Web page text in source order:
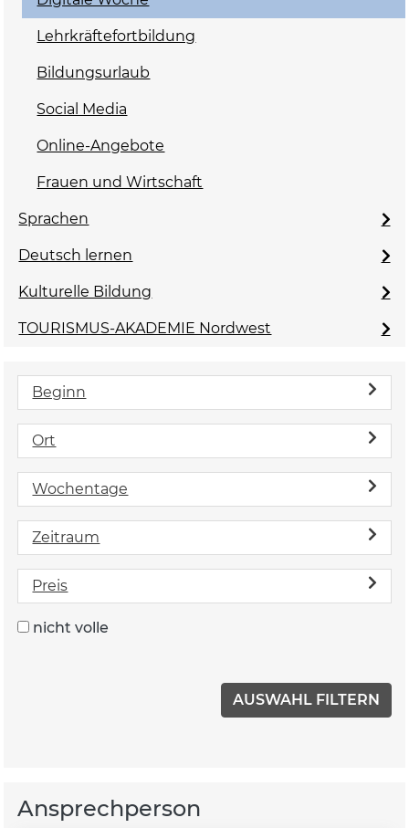
Lehrkräftefortbildung
Bildungsurlaub
Social Media
Online-Angebote
Frauen und Wirtschaft
Sprachen
Deutsch lernen
Kulturelle Bildung
TOURISMUS-AKADEMIE Nordwest
Beginn
Ort
Wochentage
Zeitraum
Preis
nicht volle
Ansprechperson